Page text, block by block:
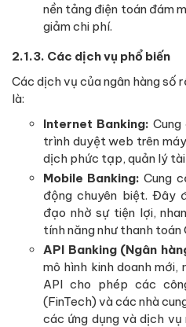
nền tảng điện toán đám
giảm chi phí.
2.1.3. Các dịch vụ phổ biến
Các dịch vụ của ngân hàng số
là:
Internet Banking:
trình duyệt web trên
dịch phức tạp, quản lý
Mobile Banking: Cung
động chuyên biệt. Đây
đạo nhờ sự tiện lợi,
tính năng như thanh toán
API Banking (Ngân
mô hình kinh doanh mới,
API cho phép các
(FinTech) và các nhà
các ứng dụng và dịch